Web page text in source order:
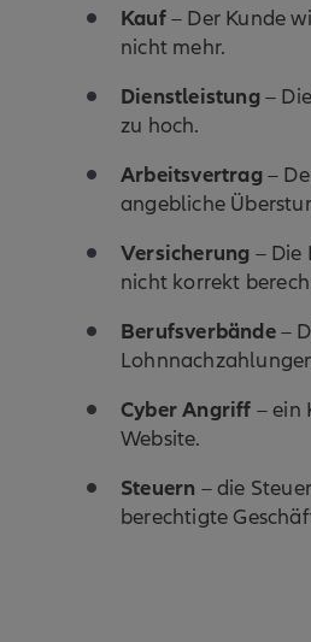
Kauf– Der Kunde
nicht mehr.
Dienstleistung–
zu hoch.
Arbeitsvertrag–
angebliche
Versicherung – Die
nicht korrekt
Berufsverbände–
Cyber Angriff – ein
Website.
Steuern – die
berechtigte